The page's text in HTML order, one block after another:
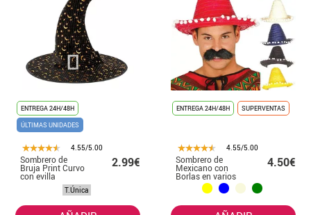
ENTREGA 24H/48H
ÚLTIMAS UNIDADES
4.55/5.00
Sombrero de
Bruja Print Curvo
con evilla
2.99€
T.Única
ENTREGA 24H/48H SUPERVENTAS
4.55/5.00
Sombrero de
Mexicano con
Borlas en varios
colores de 33 cm
4.50€